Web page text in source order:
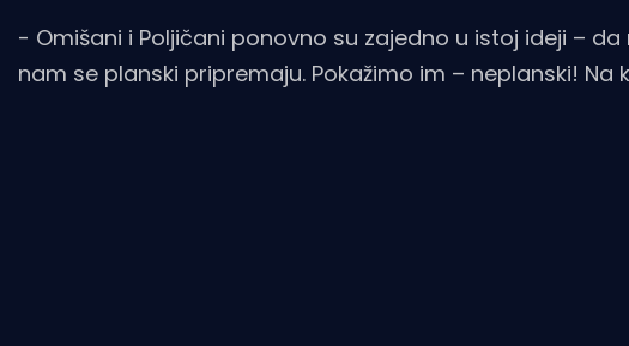
- Omišani i Poljičani ponovno su zajedno u istoj ideji –
nam se planski pripremaju. Pokažimo im – neplanski!